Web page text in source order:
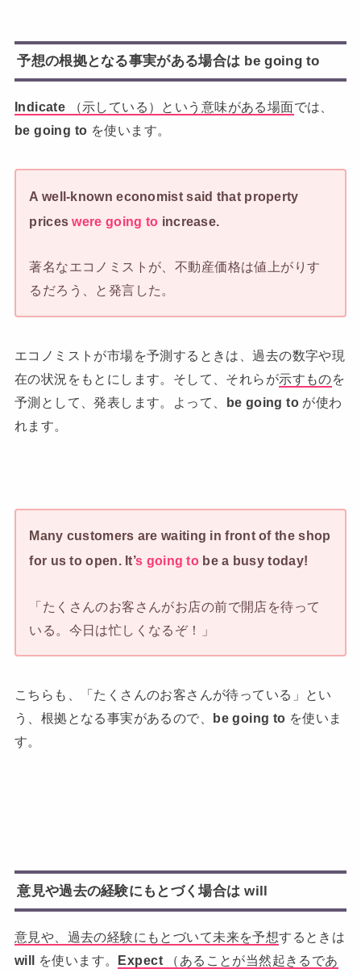
予想の根拠となる事実がある場合は be going to
Indicate （示している）という意味がある場面では、
be going to を使います。
A well-known economist said that property
priceswere going to increase.
著名なエコノミストが、不動産価格は値上がりす
るだろう、と発言した。
エコノミストが市場を予測するときは、過去の数字や現
在の状況をもとにします。そして、それらが示すものを
予測として、発表します。よって、 be going to が使わ
れます。
Many customers are waiting in front of the shop
for us to open. It’s going to be a busy today!
「たくさんのお客さんがお店の前で開店を待って
いる。今日は忙しくなるぞ！」
こちらも、「たくさんのお客さんが待っている」とい
う、根拠となる事実があるので、 be going to を使いま
す。
意見や過去の経験にもとづく場合は will
意見や、 過去の経験にもとづいて未来を予想するときは
will を使います。 Expect（あることが当然起きるであ